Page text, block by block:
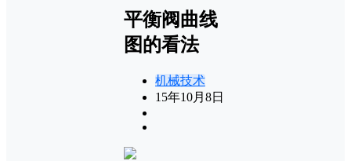
平衡阀曲线
图的看法
机械技术
15年10月8日